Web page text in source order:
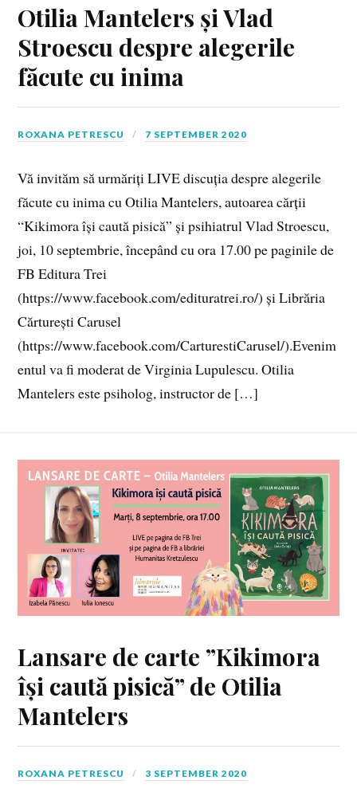
Otilia Mantelers și Vlad
Stroescu despre alegerile
făcute cu inima
ROXANA PETRESCU 7 SEPTEMBER 2020
Vă invităm să urmăriți LIVE discuția despre alegerile
făcute cu inima cu Otilia Mantelers, autoarea cărții
“Kikimora își caută pisică” și psihiatrul Vlad Stroescu,
joi, 10 septembrie, începând cu ora 17.00 pe paginile de
FB Editura Trei
(https://www.facebook.com/edituratrei.ro/) și Librăria
Cărturești Carusel
(https://www.facebook.com/CarturestiCarusel/).Evenim
entul va fi moderat de Virginia Lupulescu. Otilia
Mantelers este psiholog, instructor de […]
Lansare de carte ”Kikimora
își caută pisică” de Otilia
Mantelers
ROXANA PETRESCU 3 SEPTEMBER 2020